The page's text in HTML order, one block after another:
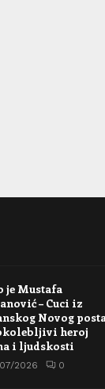
je Mustafa
– Cuci iz
Novog
heroj
i ljudskosti
2026 0